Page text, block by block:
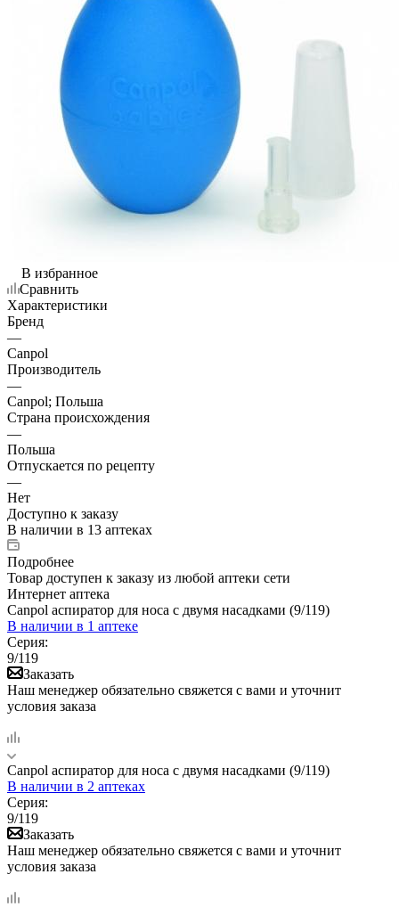
В избранное
Сравнить
Характеристики
Бренд
—
Canpol
Производитель
—
Canpol; Польша
Страна происхождения
—
Польша
Отпускается по рецепту
—
Нет
Доступно к заказу
В наличии в 13 аптеках
Подробнее
Товар доступен к заказу из любой аптеки сети
Интернет аптека
Canpol аспиратор для носа с двумя насадками (9/119)
В наличии в 1 аптеке
Серия:
9/119
Заказать
Наш менеджер обязательно свяжется с вами и уточнит
условия заказа
Canpol аспиратор для носа с двумя насадками (9/119)
В наличии в 2 аптеках
Серия:
9/119
Заказать
Наш менеджер обязательно свяжется с вами и уточнит
условия заказа